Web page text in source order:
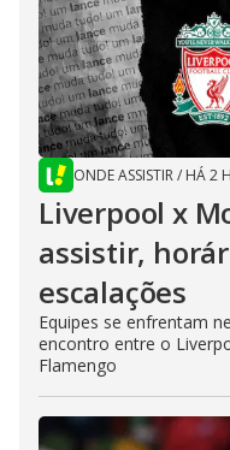
ONDE ASSISTIR/ HÁ 2
Liverpool x
assistir,
escalações
Equipes se enfrentam
encontro entre o
Flamengo